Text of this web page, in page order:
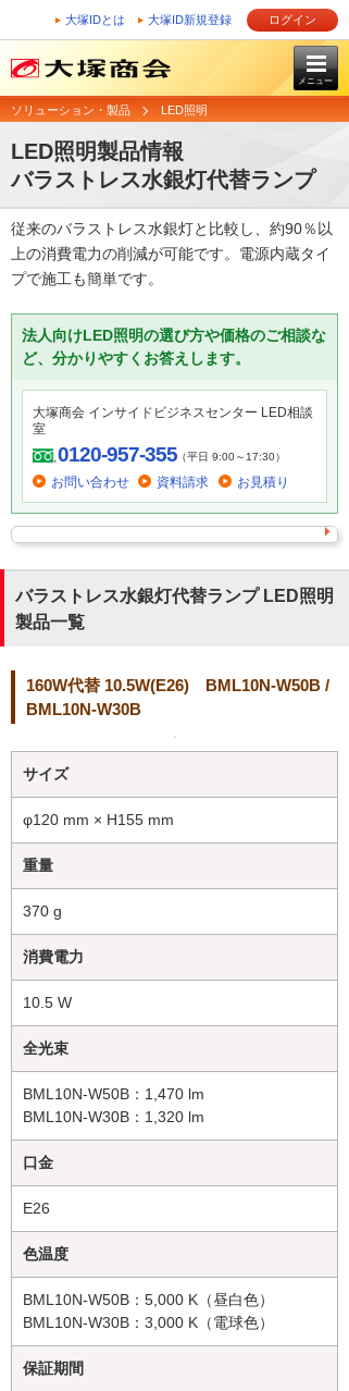
大塚IDとは 大塚ID新規登録 ログイン
メニュー
ソリューション・製品 LED照明
LED照明製品情報
バラストレス水銀灯代替ランプ
従来のバラストレス水銀灯と比較し、約90％以
上の消費電力の削減が可能です。電源内蔵タイ
プで施工も簡単です。
法人向けLED照明の選び方や価格のご相談な
ど、分かりやすくお答えします。
大塚商会 インサイドビジネスセンター LED相談
室
0120-957-355（平日 9:00～17:30）
お問い合わせ 資料請求 お見積り
バラストレス水銀灯代替ランプ LED照明
製品一覧
160W代替 10.5W(E26) BML10N-W50B /
BML10N-W30B
サイズ
φ120 mm × H155 mm
重量
370 g
消費電力
10.5 W
全光束
BML10N-W50B：1,470 lm
BML10N-W30B：1,320 lm
口金
E26
色温度
BML10N-W50B：5,000 K（昼白色）
BML10N-W30B：3,000 K（電球色）
保証期間